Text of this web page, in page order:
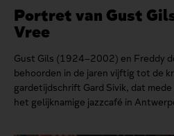
Portret van Gust
Vree
Gust Gils (1924–2002) en Freddy
behoorden in de jaren vijftig tot de
gardetijdschrift Gard Sivik, dat
het gelijknamige jazzcafé in